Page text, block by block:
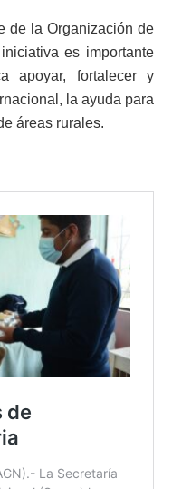
de la Organización de
es importante
apoyar, fortalecer y
la ayuda para
áreas rurales.